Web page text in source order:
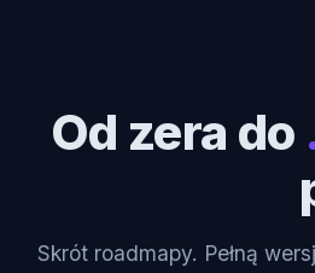
Od zera do
Skrót roadmapy. Pełną